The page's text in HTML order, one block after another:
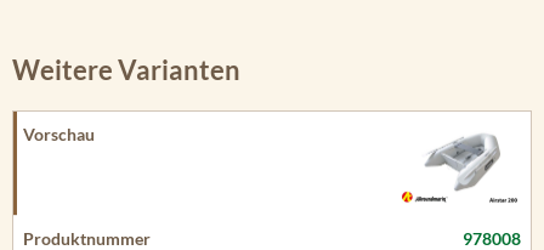
Weitere Varianten
978008